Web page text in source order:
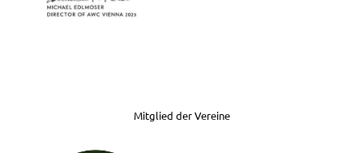
Mitglied der Vereine